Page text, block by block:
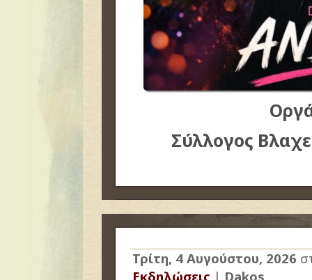
Σύλλογος
Τρίτη, 4 Αυγούστου, 2026
Εκδηλώσεις | Dakos